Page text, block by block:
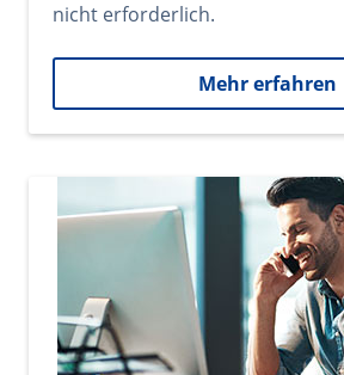
nicht erforderlich.
Mehr erfahren